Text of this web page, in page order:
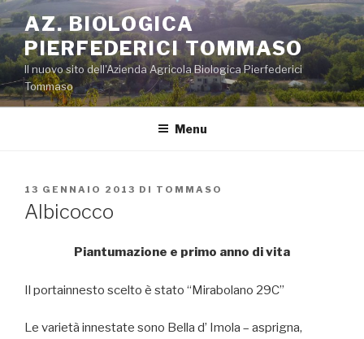
Salta
al
contenuto
AZ. BIOLOGICA
PIERFEDERICI TOMMASO
Il nuovo sito dell'Azienda Agricola Biologica Pierfederici
Tommaso
Menu
PUBBLICATO
IL
13 GENNAIO 2013 DI TOMMASO
Albicocco
Piantumazione e primo anno di vita
Il portainnesto scelto è stato “Mirabolano 29C”
Le varietà innestate sono Bella d’ Imola – asprigna,